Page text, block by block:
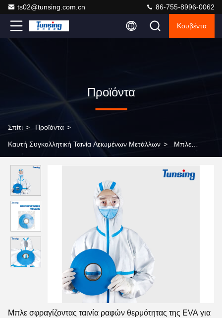
ts02@tunsing.com.cn 86-755-8996-0062
Κουβέντα
Προϊόντα
Σπίτι > Προϊόντα >
Καυτή Συγκολλητική Ταινία Λειωμένων Μετάλλων > Μπλε
μίας χρήσης ιματισμό απομόνωσης για τη σύνδεση του PE
Μπλε σφραγίζοντας ταινία ραφών θερμότητας της EVA για